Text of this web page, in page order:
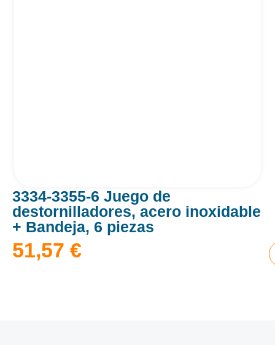
3334-3355-6 Juego de
destornilladores, acero inoxidable
+ Bandeja, 6 piezas
51,57 €